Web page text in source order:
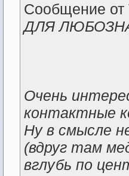
Сообщение от
ДЛЯ
Очень
контактные
Ну в смысле
(вдруг там
вглубь по